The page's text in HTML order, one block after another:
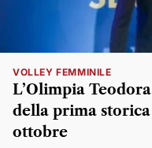
VOLLEY FEMMINILE
L’Olimpia
della prima storica
ottobre